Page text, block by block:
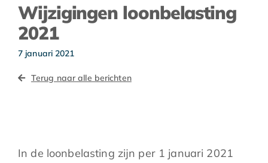
Actueel
Wijzigingen loonbelasting
2021
7 januari 2021
Terug naar alle berichten
In de loonbelasting zijn per 1 januari 2021